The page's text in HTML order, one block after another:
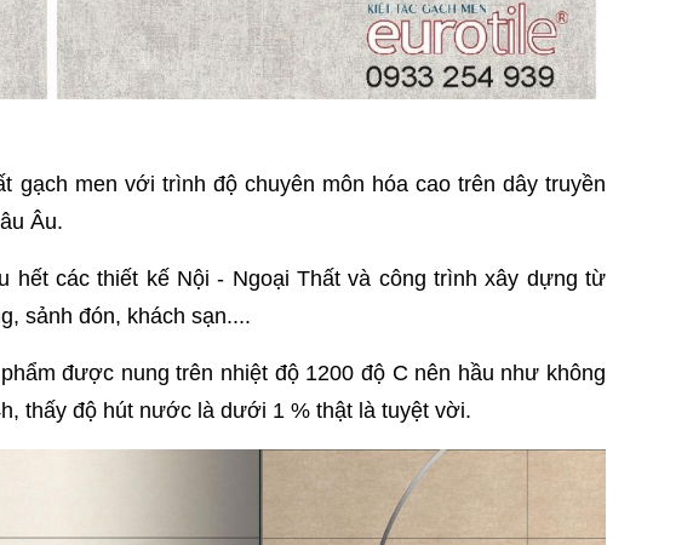
gạch men với trình độ chuyên môn hóa cao trên dây truyền
Âu.
hết các thiết kế Nội - Ngoại Thất và công trình xây dựng từ
sảnh đón, khách sạn....
được nung trên nhiệt độ 1200 độ C nên hầu như không
thấy độ hút nước là dưới 1 % thật là tuyệt vời.